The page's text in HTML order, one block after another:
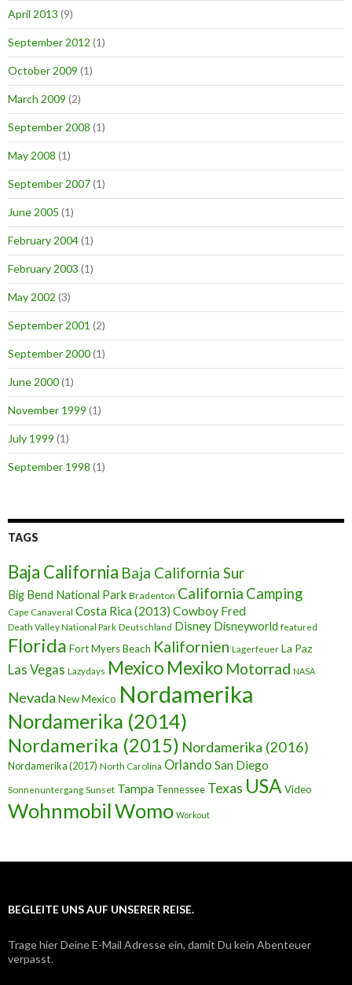
April 2013 (9)
September 2012 (1)
October 2009 (1)
March 2009 (2)
September 2008 (1)
May 2008 (1)
September 2007(1)
June 2005 (1)
February 2004(1)
February 2003 (1)
May 2002 (3)
September 2001 (2)
September 2000(1)
June 2000(1)
November 1999 (1)
July 1999 (1)
September 1998 (1)
TAGS
Baja California Baja California Sur
Big Bend National Park Bradenton California Camping
Cape Canaveral Costa Rica (2013) Cowboy Fred
Death Valley National Park Deutschland Disney Disneyworld featured
Florida Fort Myers Beach Kalifornien Lagerfeuer La Paz
Las Vegas Lazydays Mexico Mexiko Motorrad NASA
Nevada New Mexico Nordamerika
Nordamerika (2014)
Nordamerika (2015) Nordamerika (2016)
Nordamerika (2017) North Carolina Orlando San Diego
Sonnenuntergang Sunset Tampa Tennessee Texas USA Video
WohnmobilWomo Workout
BEGLEITE UNS AUF UNSERER REISE.
Trage hier Deine E-Mail Adresse ein, damit Du kein Abenteuer
verpasst.